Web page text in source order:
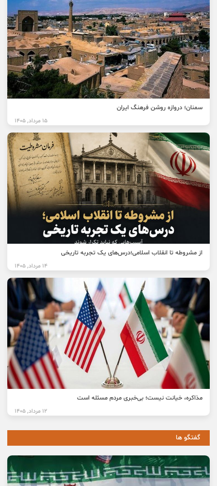
سمنان؛ دروازه روشن فرهنگ ایران
15 مرداد, 1405
از مشروطه تا انقلاب اسلامی؛درس‌های یک تجربه تاریخی
14 مرداد, 1405
مذاکره، خیانت نیست؛ بی‌خبری مردم مسئله است
12 مرداد, 1405
گفتگو ها